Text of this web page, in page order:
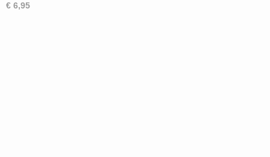
€ 6,95